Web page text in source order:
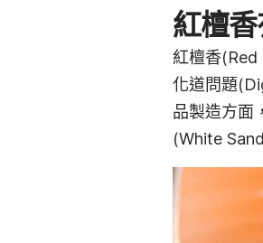
紅檀
紅檀香
化道問題
品製造方面
(White